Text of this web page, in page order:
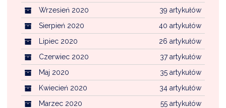
39 artykułów
Wrzesień 2020
40 artykułów
Sierpień 2020
26 artykułów
Lipiec 2020
37 artykułów
Czerwiec 2020
35 artykułów
Maj 2020
34 artykułów
Kwiecień 2020
55 artykułów
Marzec 2020